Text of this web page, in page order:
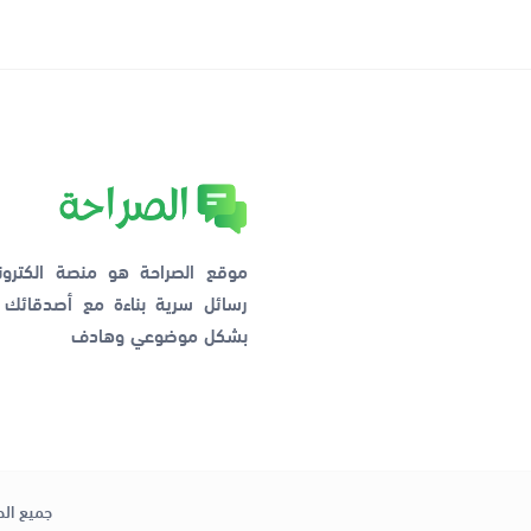
موقع الصراحة هو منصة
رسائل سرية بناءة مع
بشكل موضوعي وهادف
جميع